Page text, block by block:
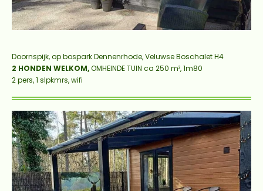
Doornspijk, op bospark Dennenrhode,Veluwse Boschalet H4
2 HONDEN WELKOM,OMHEINDE TUIN ca 250 m², 1m80
2 pers, 1 slpkmrs, wifi